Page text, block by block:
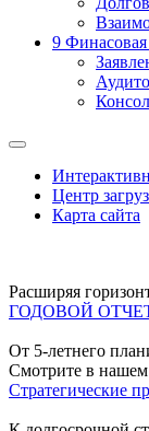
9
Центр
Карта сайта
Расширяя
ГОДОВОЙ ОТЧЕТ
От 5-летнего
Смотрите в нашем
Стратегические